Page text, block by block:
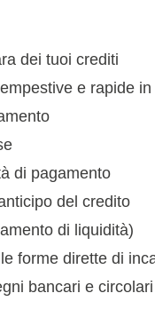
dei tuoi crediti
e rapide
di pagamento
del credito
di liquidità)
forme dirette di
bancari e circolari